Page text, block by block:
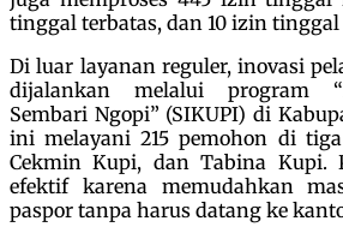
tinggal terbatas, dan 10 izin tinggal
Di luar layanan reguler, inovasi
dijalankan melalui program
Sembari Ngopi” (SIKUPI) di
ini melayani 215 pemohon di
Cekmin Kupi, dan Tabina Kupi.
efektif karena memudahkan
paspor tanpa harus datang ke